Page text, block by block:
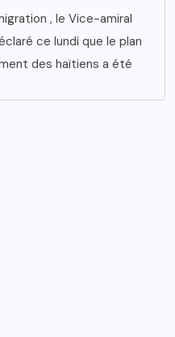
, le Vice-amiral
ce lundi que le plan
des haïtiens a été